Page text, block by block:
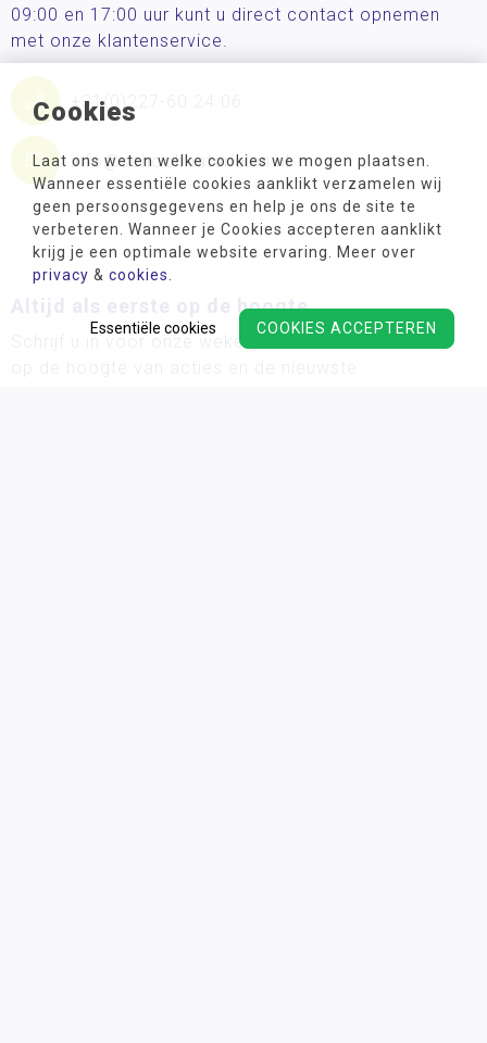
Cookies
Laat ons weten welke cookies we mogen plaatsen.
Wanneer essentiële cookies aanklikt verzamelen wij
geen persoonsgegevens en help je ons de site te
verbeteren. Wanneer je Cookies accepteren aanklikt
krijg je een optimale website ervaring. Meer over
privacy & cookies
COOKIES ACCEPTEREN
Essentiële cookies
09:00 en 17:00 uur kunt u direct contact opnemen
met onze klantenservice.
+31(0)227-60 24 06
info@schoolmaterialen.nl
Altijd als eerste op de hoogte
Schrijf u in voor onze wekelijkse nieuwsbrief en blijf